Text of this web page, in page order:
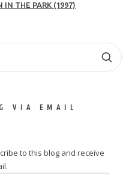
IN THE PARK (1997)
VIA EMAIL
to this blog and receive